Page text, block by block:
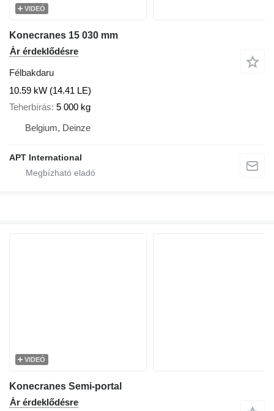
VIDEÓ
Konecranes 15 030 mm
Ár érdeklődésre
Félbakdaru
10.59 kW (14.41 LE)
Teherbírás 5 000 kg
Belgium, Deinze
APT International
VIDEÓ
Konecranes Semi-portal
Ár érdeklődésre